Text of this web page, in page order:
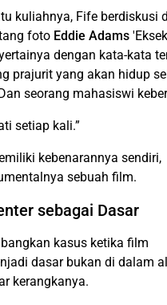
kuliahnya, Fife berdiskusi
foto Eddie Adams
dengan kata-kata
prajurit yang akan hidup
seorang mahasiswi
setiap kali.”
kebenarannya sendiri,
sebuah film.
sebagai Dasar
kasus ketika film
dasar bukan di dalam
kerangkanya.